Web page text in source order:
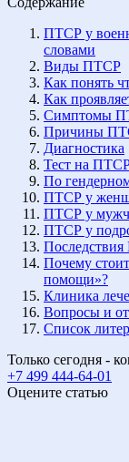
ПТСР у
словами
Виды ПТСР
Как понять
Как
Симптомы
Причины
Диагностика
Тест на
По
ПТСР у
ПТСР у
ПТСР у
Почему
помощи»?
Клиника
Вопросы и
Список
Только сегодня -
+7 499 444-64-01
Оцените статью